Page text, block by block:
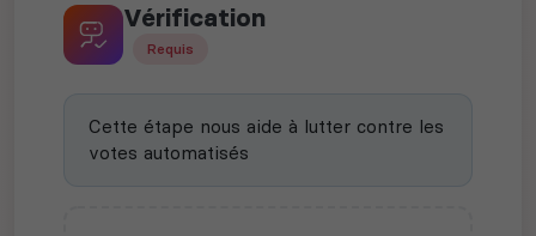
Vérification
Requis
Cette étape nous aide à lutter contre les
votes automatisés